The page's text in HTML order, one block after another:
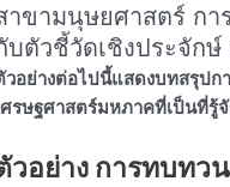
าขามนุษยศาสตร์ กา
บตัวชี้วัดเชิงประจักษ์
วอย่างต่อไปนี้แสดงบทสรุปก
ศรษฐศาสตร์มหภาคที่เป็นที่รู้
วอย่าง การทบทว